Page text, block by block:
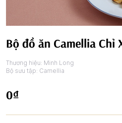
Bộ đồ ăn Camellia Chỉ
Thương hiệu: Minh Long
Bộ sưu tập: Camellia
0₫